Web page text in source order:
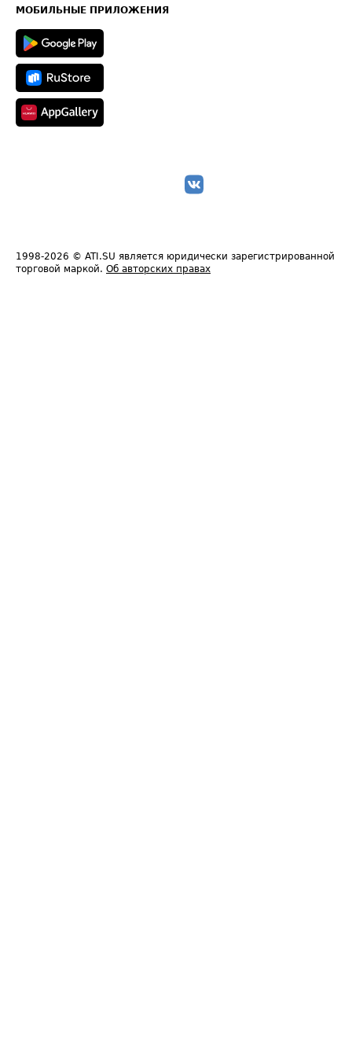
Техническая информация
МОБИЛЬНЫЕ ПРИЛОЖЕНИЯ
1998-2026 © ATI.SU является юридически зарегистрированной
торговой маркой. Об авторских правах